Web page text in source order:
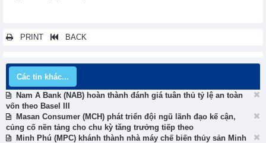
PRINT BACK
Các tin khác...
Nam A Bank (NAB) hoàn thành đánh giá tuân thủ tỷ lệ an toàn
vốn theo Basel III
Masan Consumer (MCH) phát triển đội ngũ lãnh đạo kế cận,
củng cố nền tảng cho chu kỳ tăng trưởng tiếp theo
Minh Phú (MPC) khánh thành nhà máy chế biến thủy sản Minh